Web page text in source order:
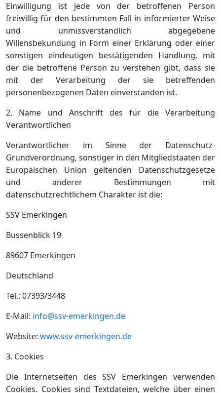
Einwilligung ist jede von der betroffenen Person
freiwillig für den bestimmten Fall in informierter Weise
und unmissverständlich abgegebene
Willensbekundung in Form einer Erklärung oder einer
sonstigen eindeutigen bestätigenden Handlung, mit
der die betroffene Person zu verstehen gibt, dass sie
mit der Verarbeitung der sie betreffenden
personenbezogenen Daten einverstanden ist.
2. Name und Anschrift des für die Verarbeitung
Verantwortlichen
Verantwortlicher im Sinne der Datenschutz-
Grundverordnung, sonstiger in den Mitgliedstaaten der
Europäischen Union geltenden Datenschutzgesetze
und anderer Bestimmungen mit
datenschutzrechtlichem Charakter ist die:
SSV Emerkingen
Bussenblick 19
89607 Emerkingen
Deutschland
Tel.: 07393/3448
E-Mail: info@ssv-emerkingen.de
Website: www.ssv-emerkingen.de
3. Cookies
Die Internetseiten des SSV Emerkingen verwenden
Cookies. Cookies sind Textdateien, welche über einen